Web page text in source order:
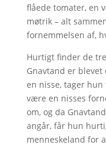
flåede tomater, en
møtrik – alt
fornemmelsen af,
Hurtigt finder de
Gnavtand er
en nisse, tager
være en nisses
om, og da
angår, får hun
menneskeland for